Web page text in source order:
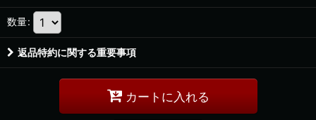
数量:
返品特約に関する重要事項
カートに入れる